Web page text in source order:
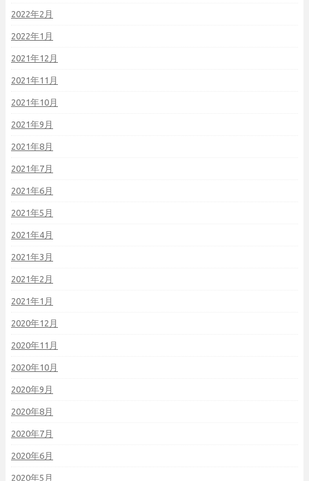
2022年2月
2022年1月
2021年12月
2021年11月
2021年10月
2021年9月
2021年8月
2021年7月
2021年6月
2021年5月
2021年4月
2021年3月
2021年2月
2021年1月
2020年12月
2020年11月
2020年10月
2020年9月
2020年8月
2020年7月
2020年6月
2020年5月